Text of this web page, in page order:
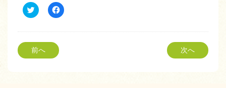
ク
リ
し
て
Twitter
で
共
Facebook
で
す
前へ 次へ